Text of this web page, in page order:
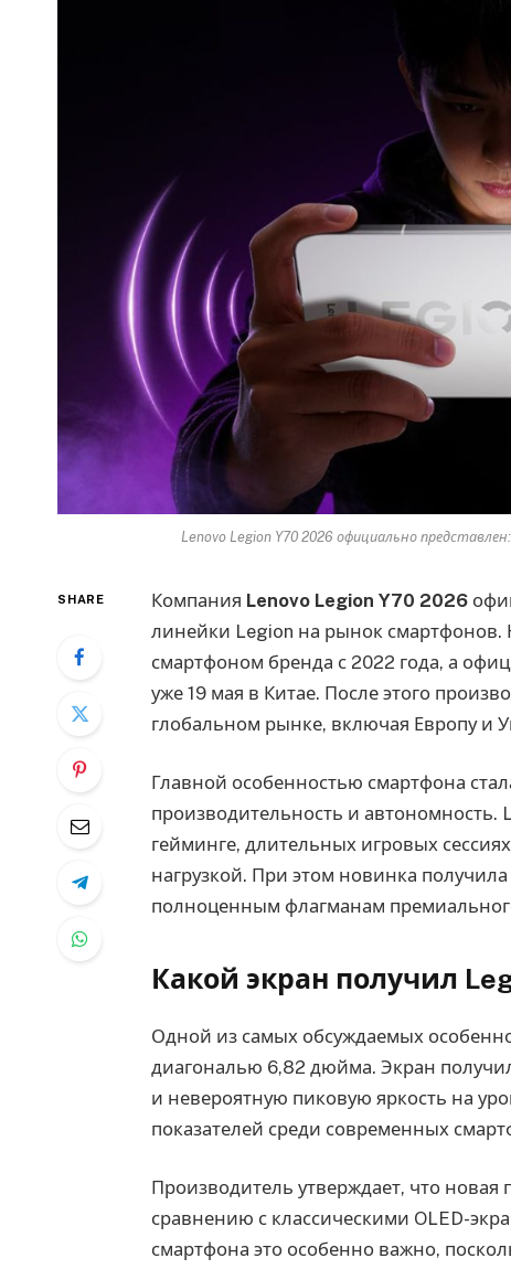
Lenovo Legion Y70 2026 официально
SHARE Компания Lenovo Legion Y70 2026
линейки Legion на рынок
смартфоном бренда с 2022 года, а
уже 19 мая в Китае. После этого
глобальном рынке, включая Европу и
Главной особенностью смартфона
производительность и автономность.
гейминге, длительных игровых
нагрузкой. При этом новинка
полноценным флагманам
Какой экран получил
Одной из самых обсуждаемых
диагональю 6,82 дюйма. Экран
и невероятную пиковую яркость на
показателей среди современных
Производитель утверждает, что
сравнению с классическими OLED-
смартфона это особенно важно,